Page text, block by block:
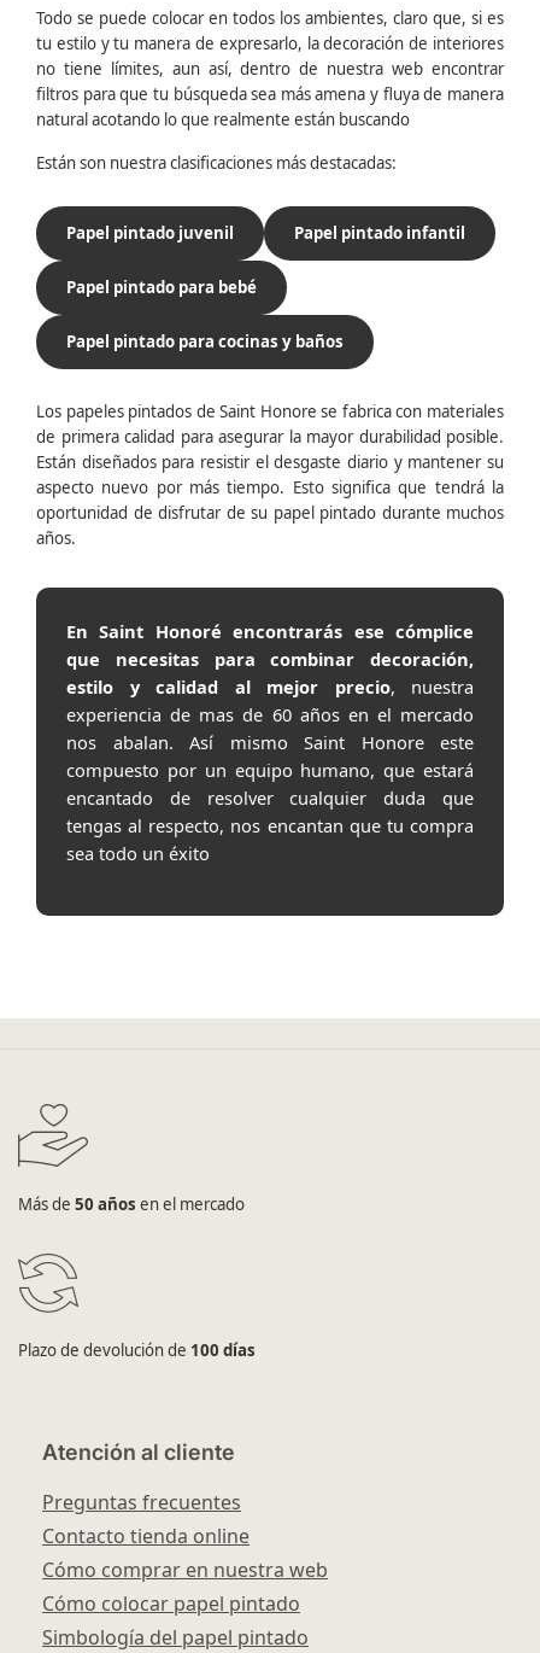
Todo se puede colocar en todos los ambientes, claro que, si es
tu estilo y tu manera de expresarlo, la decoración de interiores
no tiene límites, aun así, dentro de nuestra web encontrar
filtros para que tu búsqueda sea más amena y fluya de manera
natural acotando lo que realmente están buscando
Están son nuestra clasificaciones más destacadas:
Papel pintado juvenil Papel pintado infantil
Papel pintado para bebé
Papel pintado para cocinas y baños
Los papeles pintados de Saint Honore se fabrica con materiales
de primera calidad para asegurar la mayor durabilidad posible.
Están diseñados para resistir el desgaste diario y mantener su
aspecto nuevo por más tiempo. Esto significa que tendrá la
oportunidad de disfrutar de su papel pintado durante muchos
años.
En Saint Honoré encontrarás ese cómplice
que necesitas para combinar decoración,
estilo y calidad al mejor precio, nuestra
experiencia de mas de 60 años en el mercado
nos abalan. Así mismo Saint Honore este
compuesto por un equipo humano, que estará
encantado de resolver cualquier duda que
tengas al respecto, nos encantan que tu compra
sea todo un éxito
Más de 50 años en el mercado
Plazo de devolución de 100 días
Atención al cliente
Preguntas frecuentes
Contacto tienda online
Cómo comprar en nuestra web
Cómo colocar papel pintado
Simbología del papel pintado